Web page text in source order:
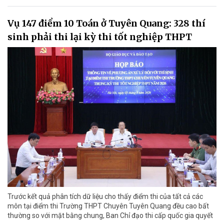
Vụ 147 điểm 10 Toán ở Tuyên Quang: 328 thí
sinh phải thi lại kỳ thi tốt nghiệp THPT
Trước kết quả phân tích dữ liệu cho thấy điểm thi của tất cả các
môn tại điểm thi Trường THPT Chuyên Tuyên Quang đều cao bất
thường so với mặt bằng chung, Ban Chỉ đạo thi cấp quốc gia quyết